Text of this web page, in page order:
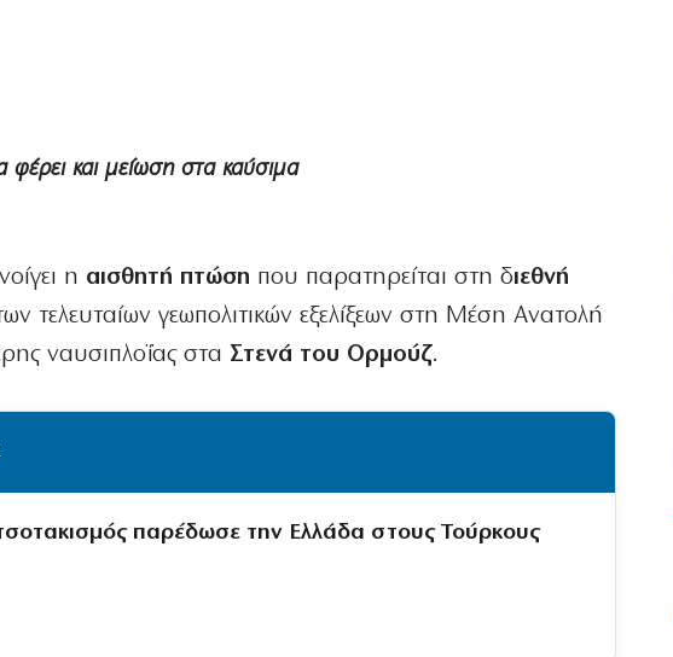
και μείωση στα καύσιμα
η αισθητή πτώση που παρατηρείται στη διεθνή
τελευταίων γεωπολιτικών εξελίξεων στη Μέση Ανατολή
ναυσιπλοΐας στα Στενά του Ορμούζ.
παρέδωσε την Ελλάδα στους Τούρκους